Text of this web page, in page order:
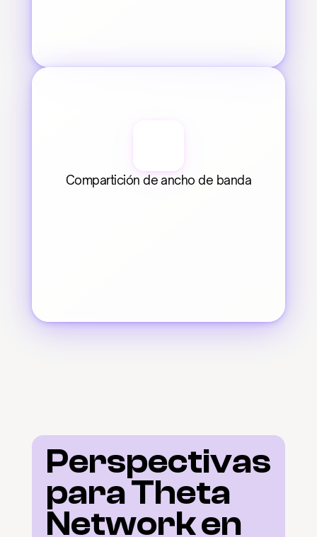
Compartición de ancho de banda
Perspectivas
para Theta
Network en